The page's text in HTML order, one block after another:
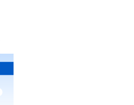
con efectivo en tu tienda más